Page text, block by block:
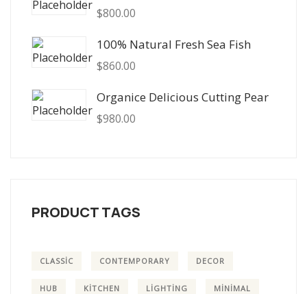
$800.00
100% Natural Fresh Sea Fish
$860.00
Organice Delicious Cutting Pear
$980.00
PRODUCT TAGS
CLASSIC CONTEMPORARY DECOR
HUB KITCHEN LIGHTING MINIMAL